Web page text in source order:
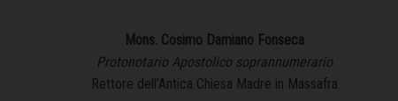
Mons. Cosimo Damiano Fonseca
Protonotario Apostolico soprannumerario
Rettore dell’Antica Chiesa Madre in Massafra